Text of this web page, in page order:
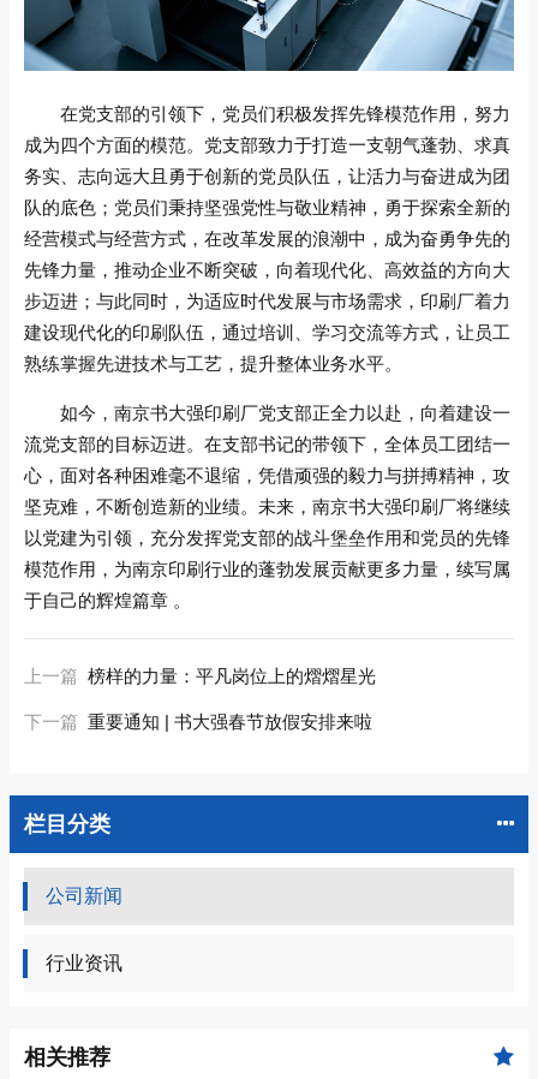
在党支部的引领下，党员们积极发挥先锋模范作用，努力
成为四个方面的模范。党支部致力于打造一支朝气蓬勃、求真
务实、志向远大且勇于创新的党员队伍，让活力与奋进成为团
队的底色；党员们秉持坚强党性与敬业精神，勇于探索全新的
经营模式与经营方式，在改革发展的浪潮中，成为奋勇争先的
先锋力量，推动企业不断突破，向着现代化、高效益的方向大
步迈进；与此同时，为适应时代发展与市场需求，印刷厂着力
建设现代化的印刷队伍，通过培训、学习交流等方式，让员工
熟练掌握先进技术与工艺，提升整体业务水平。
如今，南京书大强印刷厂党支部正全力以赴，向着建设一
流党支部的目标迈进。在支部书记的带领下，全体员工团结一
心，面对各种困难毫不退缩，凭借顽强的毅力与拼搏精神，攻
坚克难，不断创造新的业绩。未来，南京书大强印刷厂将继续
以党建为引领，充分发挥党支部的战斗堡垒作用和党员的先锋
模范作用，为南京印刷行业的蓬勃发展贡献更多力量，续写属
于自己的辉煌篇章 。
上一篇 榜样的力量：平凡岗位上的熠熠星光
下一篇 重要通知 | 书大强春节放假安排来啦
栏目分类
公司新闻
行业资讯
相关推荐